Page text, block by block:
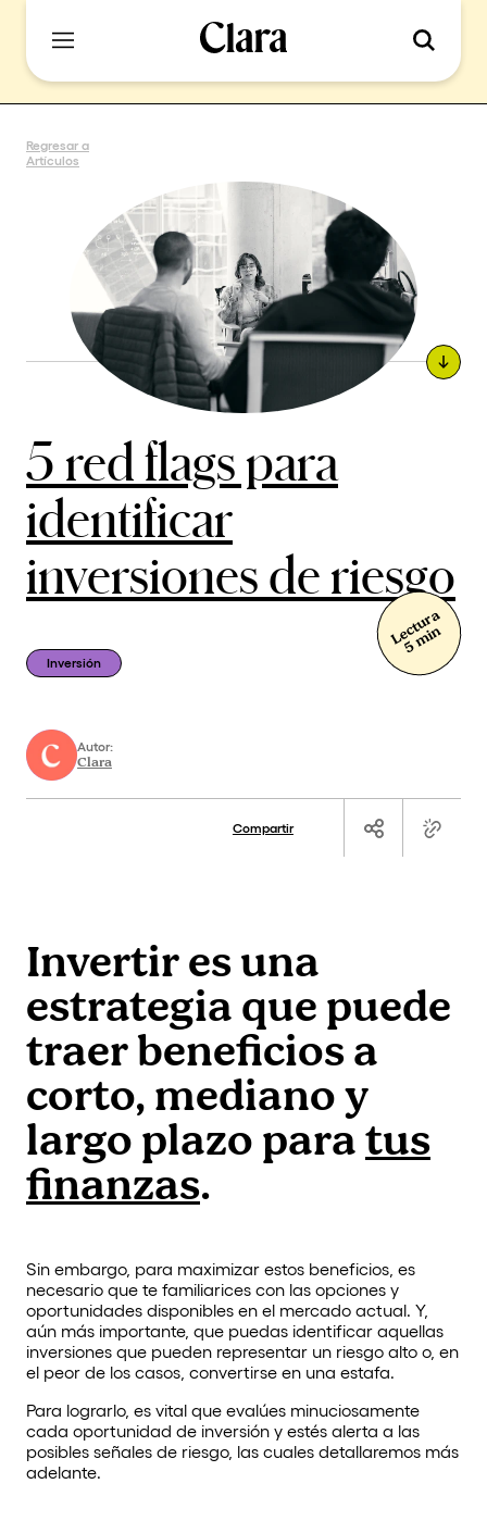
Regresar a
Artículos
5 red flags para
identificar
inversiones de riesgo
Lectura
5 min
Inversión
Autor:
Clara
Compartir
Invertir es una
estrategia que puede
traer beneficios a
corto, mediano y
largo plazo paratus
finanzas.
Sin embargo, para maximizar estos beneficios, es
necesario que te familiarices con las opciones y
oportunidades disponibles en el mercado actual. Y,
aún más importante, que puedas identificar aquellas
inversiones que pueden representar un riesgo alto o, en
el peor de los casos, convertirse en una estafa.
Para lograrlo, es vital que evalúes minuciosamente
cada oportunidad de inversión y estés alerta a las
posibles señales de riesgo, las cuales detallaremos más
adelante.